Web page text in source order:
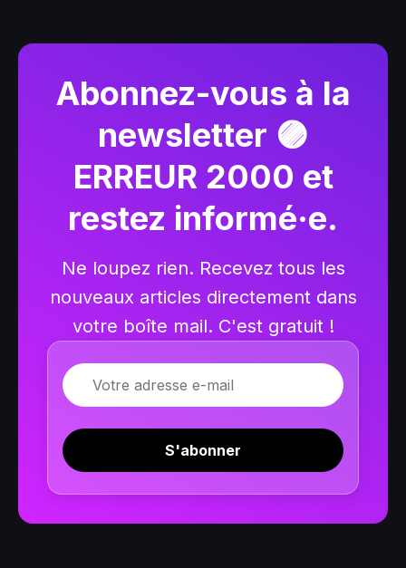
Abonnez-vous à la
newsletter 🟣
ERREUR 2000 et
restez informé·e.
Ne loupez rien. Recevez tous les
nouveaux articles directement dans
votre boîte mail. C'est gratuit !
E-mail
S'abonner